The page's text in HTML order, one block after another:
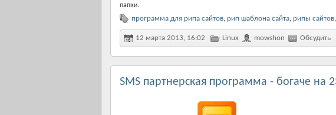
папки.
программа для рипа сайтов, рип шаблона сайта, рипы сайтов,
12 марта 2013, 16:02 Linux mowshon Обсудить
SMS партнерская программа - богаче на